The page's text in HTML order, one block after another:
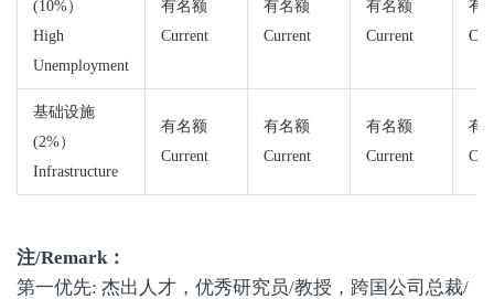
(10%）
High
Unemployment
有名额
Current
有名额
Current
有名额
Current
有
基础设施
(2%）
Infrastructure
有名额
Current
有名额
Current
有名额
Current
有
注/Remark：
第一优先: 杰出人才，优秀研究员/教授，跨国公司总裁/